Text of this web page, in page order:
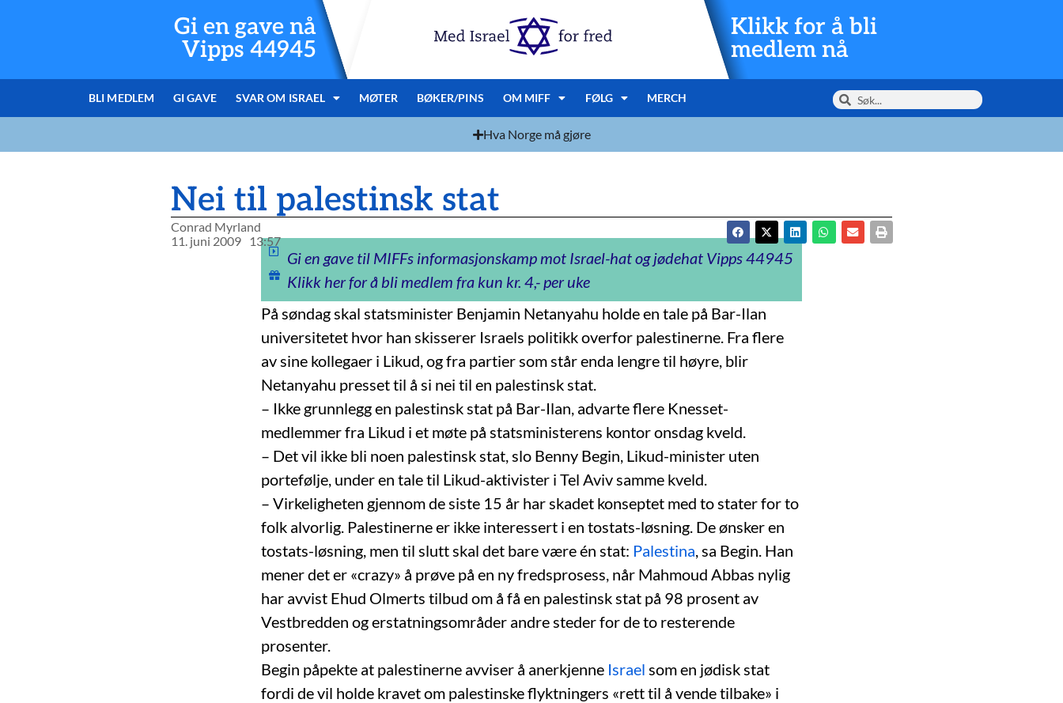
Gi en gave nå
Vipps 44945
Klikk for å bli
medlem nå
BLI MEDLEM GI GAVE SVAR OM ISRAEL MØTER BØKER/PINS OM MIFF FØLG MERCH
Hva Norge må gjøre
Nei til palestinsk stat
Conrad Myrland
11. juni 2009
13:57
Gi en gave til MIFFs informasjonskamp mot Israel-hat og jødehat Vipps 44945
Klikk her for å bli medlem fra kun kr. 4,- per uke
På søndag skal statsminister Benjamin Netanyahu holde en tale på Bar-Ilan
universitetet hvor han skisserer Israels politikk overfor palestinerne. Fra flere
av sine kollegaer i Likud, og fra partier som står enda lengre til høyre, blir
Netanyahu presset til å si nei til en palestinsk stat.
– Ikke grunnlegg en palestinsk stat på Bar-Ilan, advarte flere Knesset-
medlemmer fra Likud i et møte på statsministerens kontor onsdag kveld.
– Det vil ikke bli noen palestinsk stat, slo Benny Begin, Likud-minister uten
portefølje, under en tale til Likud-aktivister i Tel Aviv samme kveld.
– Virkeligheten gjennom de siste 15 år har skadet konseptet med to stater for to
folk alvorlig. Palestinerne er ikke interessert i en tostats-løsning. De ønsker en
tostats-løsning, men til slutt skal det bare være én stat: Palestina, sa Begin. Han
mener det er «crazy» å prøve på en ny fredsprosess, når Mahmoud Abbas nylig
har avvist Ehud Olmerts tilbud om å få en palestinsk stat på 98 prosent av
Vestbredden og erstatningsområder andre steder for de to resterende
prosenter.
Begin påpekte at palestinerne avviser å anerkjenne Israel som en jødisk stat
fordi de vil holde kravet om palestinske flyktningers «rett til å vende tilbake» i